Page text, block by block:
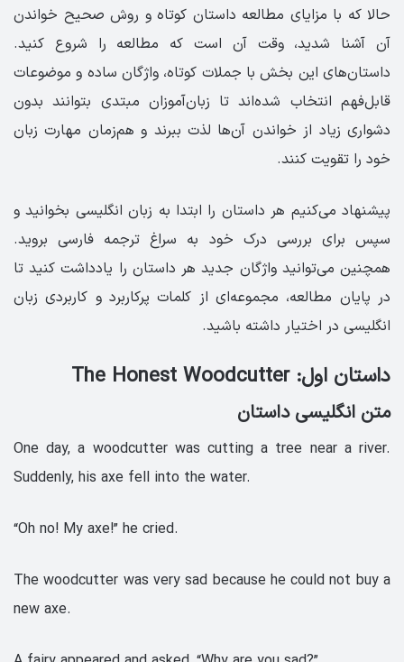
حالا که با مزایای مطالعه داستان کوتاه و روش صحیح خواندن
آن آشنا شدید، وقت آن است که مطالعه را شروع کنید.
داستان‌های این بخش با جملات کوتاه، واژگان ساده و موضوعات
قابل‌فهم انتخاب شده‌اند تا زبان‌آموزان مبتدی بتوانند بدون
دشواری زیاد از خواندن آن‌ها لذت ببرند و هم‌زمان مهارت زبان
خود را تقویت کنند.
پیشنهاد می‌کنیم هر داستان را ابتدا به زبان انگلیسی بخوانید و
سپس برای بررسی درک خود به سراغ ترجمه فارسی بروید.
همچنین می‌توانید واژگان جدید هر داستان را یادداشت کنید تا
در پایان مطالعه، مجموعه‌ای از کلمات پرکاربرد و کاربردی زبان
انگلیسی در اختیار داشته باشید.
داستان اول: The Honest Woodcutter
متن انگلیسی داستان
One day, a woodcutter was cutting a tree near a river.
Suddenly, his axe fell into the water.
“Oh no! My axe!” he cried.
The woodcutter was very sad because he could not buy a
new axe.